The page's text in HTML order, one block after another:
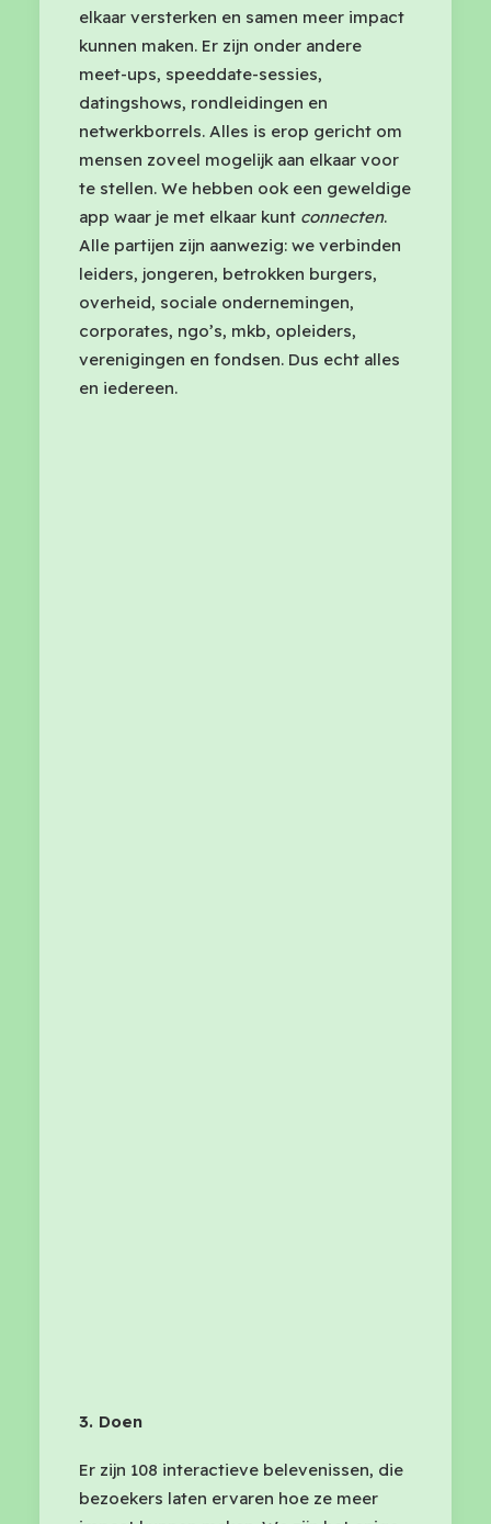
elkaar versterken en samen meer impact
kunnen maken. Er zijn onder andere
meet-ups, speeddate-sessies,
datingshows, rondleidingen en
netwerkborrels. Alles is erop gericht om
mensen zoveel mogelijk aan elkaar voor
te stellen. We hebben ook een geweldige
app waar je met elkaar kunt connecten.
Alle partijen zijn aanwezig: we verbinden
leiders, jongeren, betrokken burgers,
overheid, sociale ondernemingen,
corporates, ngo’s, mkb, opleiders,
verenigingen en fondsen. Dus echt alles
en iedereen.
3. Doen
Er zijn 108 interactieve belevenissen, die
bezoekers laten ervaren hoe ze meer